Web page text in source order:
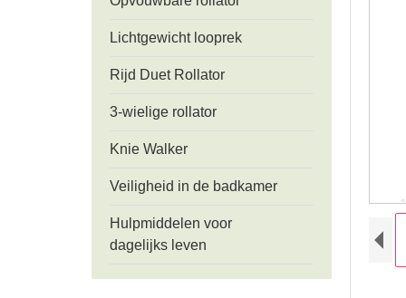
Lichtgewicht looprek
Rijd Duet Rollator
3-wielige rollator
Knie Walker
Veiligheid in de badkamer
Hulpmiddelen voor
dagelijks leven